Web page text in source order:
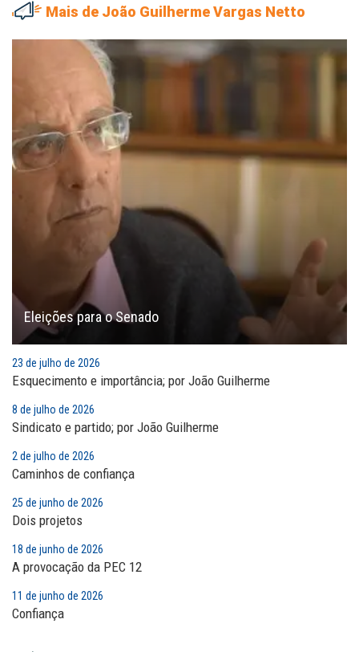
Mais de João Guilherme Vargas Netto
Eleições para o Senado
23 de julho de 2026
Esquecimento e importância; por João Guilherme
8 de julho de 2026
Sindicato e partido; por João Guilherme
2 de julho de 2026
Caminhos de confiança
25 de junho de 2026
Dois projetos
18 de junho de 2026
A provocação da PEC 12
11 de junho de 2026
Confiança